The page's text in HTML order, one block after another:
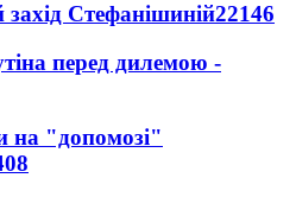
Стефанішиній22146
перед дилемою -
"допомозі"